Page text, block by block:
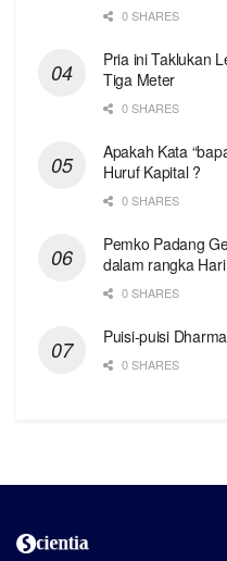
0 SHARES
Pria ini Taklukan
Tiga Meter
0 SHARES
Apakah Kata
Huruf Kapital ?
0 SHARES
Pemko Padang
dalam rangka
0 SHARES
Puisi-puisi
0 SHARES